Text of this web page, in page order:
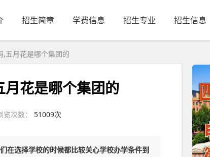
招生简章 学费信息 招生专业 招生信息
,五月花是哪个集团的
花是哪个集团的
览次数： 51009次
在选择学校的时候都比较关心学校办学条件到